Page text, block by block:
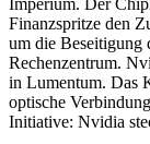
Finanzspritze den
um die Beseitigung
Rechenzentrum.
in Lumentum. Das
optische
Initiative: Nvidia